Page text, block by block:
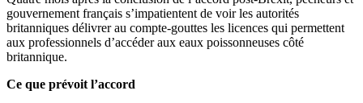
gouvernement français s’impatientent de voir les autorités
britanniques délivrer au compte-gouttes les licences qui permettent
aux professionnels d’accéder aux eaux poissonneuses côté
britannique.
Ce que prévoit l’accord